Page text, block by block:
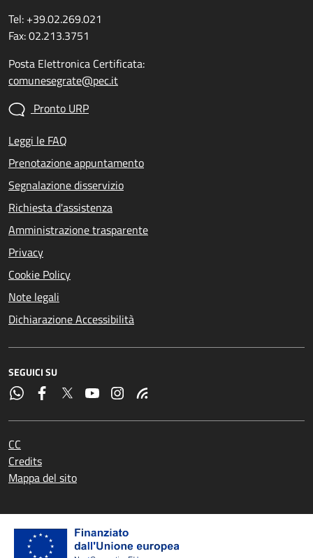
Tel: +39.02.269.021
Fax: 02.213.3751
Posta Elettronica Certificata:
comunesegrate@pec.it
Pronto URP
Leggi le FAQ
Prenotazione appuntamento
Segnalazione disservizio
Richiesta d'assistenza
Amministrazione trasparente
Privacy
Cookie Policy
Note legali
Dichiarazione Accessibilità
SEGUICI SU
CC
Credits
Mappa del sito